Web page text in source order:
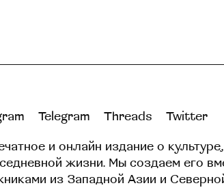
Telegram Threads Twitter
и онлайн издание о
жизни. Мы создаем его
из Западной Азии и